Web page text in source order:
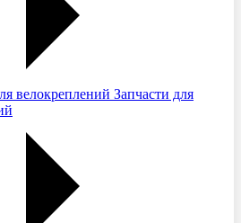
Запчасти для